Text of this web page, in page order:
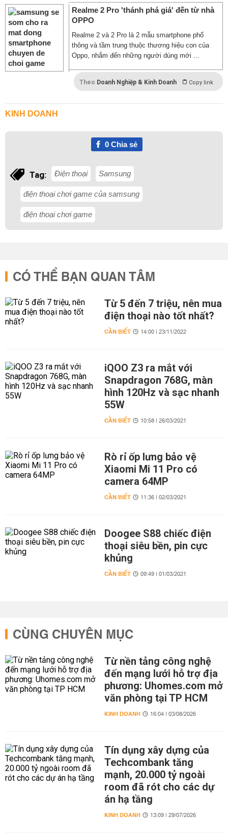
Realme 2 Pro 'thánh phá giá' đến từ nhà
OPPO
Realme 2 và 2 Pro là 2 mẫu smartphone phổ
thông và tầm trung thuộc thương hiệu con của
Oppo, nhắm đến những người dùng mới ...
Theo Doanh Nghiệp & Kinh Doanh Copy link
KINH DOANH
0Chia sẻ
Tag: Điện thoại Samsung
điện thoại chơi game của samsung
điện thoại chơi game
CÓ THỂ BẠN QUAN TÂM
Từ 5 đến 7 triệu, nên mua
điện thoại nào tốt nhất?
CẦN BIẾT 14:00 | 23/11/2022
iQOO Z3 ra mắt với
Snapdragon 768G, màn
hình 120Hz và sạc nhanh
55W
CẦN BIẾT 10:58 | 26/03/2021
Rò rỉ ốp lưng bảo vệ
Xiaomi Mi 11 Pro có
camera 64MP
CẦN BIẾT 11:36 | 02/03/2021
Doogee S88 chiếc điện
thoại siêu bền, pin cực
khủng
CẦN BIẾT 09:49 | 01/03/2021
CÙNG CHUYÊN MỤC
Từ nền tảng công nghệ
đến mạng lưới hỗ trợ địa
phương: Uhomes.com mở
văn phòng tại TP HCM
KINH DOANH 16:04 | 03/08/2026
Tín dụng xây dựng của
Techcombank tăng
mạnh, 20.000 tỷ ngoài
room đã rót cho các dự
án hạ tầng
KINH DOANH 13:09 | 29/07/2026